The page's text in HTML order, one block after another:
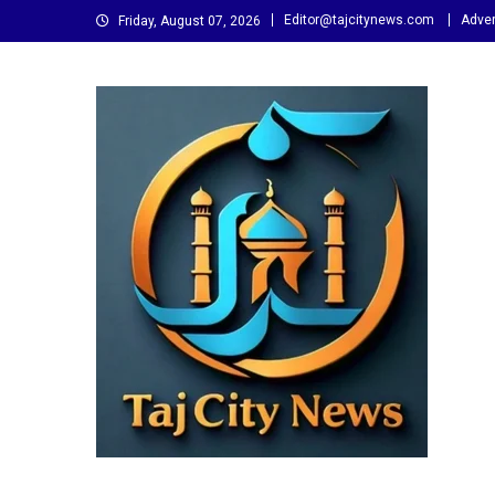
to
Friday, August 07, 2026 Editor@tajcitynews.com